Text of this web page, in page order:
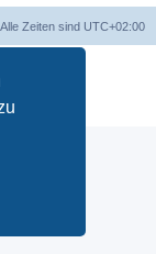
Alle Zeiten sind UTC+02:00